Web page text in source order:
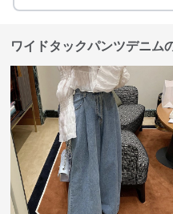
ワイドタックパンツデニム